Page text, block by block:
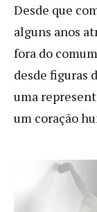
Desde que
alguns anos
fora do
desde figuras
uma
um coração